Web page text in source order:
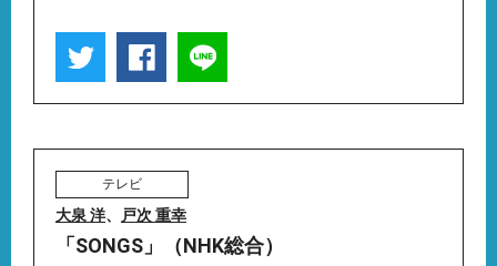
テレビ
大泉 洋、 戸次 重幸
「SONGS」（NHK総合）